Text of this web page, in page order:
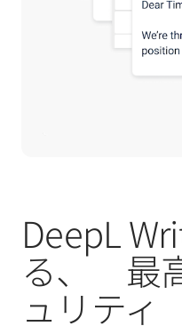
DeepL
る、 最
ュリティ